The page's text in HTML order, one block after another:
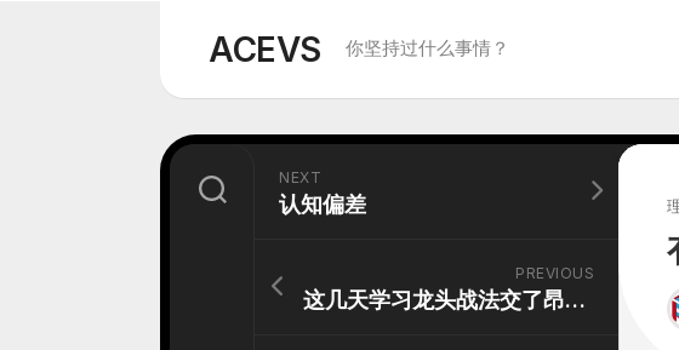
ACEVS 你坚持过什么事情？
NEXT
认知偏差
PREVIOUS
这几天学习龙头战法交了昂贵的学费